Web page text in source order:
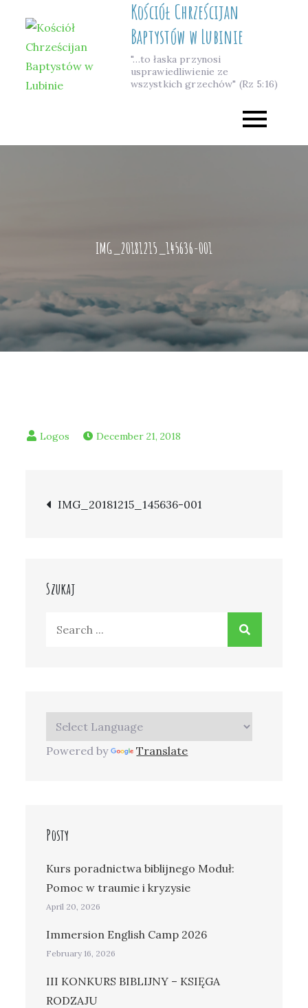
content
Kościół Chrześcijan
Baptystów w Lubinie
"…to łaska przynosi
usprawiedliwienie ze
wszystkich grzechów" (Rz 5:16)
IMG_20181215_145636-001
December 21, 2018
Post
IMG_20181215_145636-001
Szukaj
Powered by Translate
Posty
Kurs poradnictwa biblijnego Moduł:
Pomoc w traumie i kryzysie
April 20, 2026
Immersion English Camp 2026
February 16, 2026
III KONKURS BIBLIJNY – KSIĘGA
RODZAJU